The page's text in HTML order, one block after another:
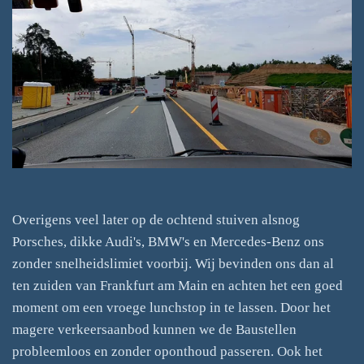
Overigens veel later op de ochtend stuiven alsnog
Porsches, dikke Audi's, BMW's en Mercedes-Benz ons
zonder snelheidslimiet voorbij. Wij bevinden ons dan al
ten zuiden van Frankfurt am Main en achten het een goed
moment om een vroege lunchstop in te lassen. Door het
magere verkeersaanbod kunnen we de Baustellen
probleemloos en zonder oponthoud passeren. Ook het